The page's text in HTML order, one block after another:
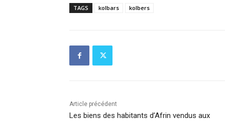
TAGS kolbars kolbers
Article précédent
Les biens des habitants d’Afrin vendus aux